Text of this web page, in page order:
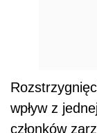
wpływ z
członków